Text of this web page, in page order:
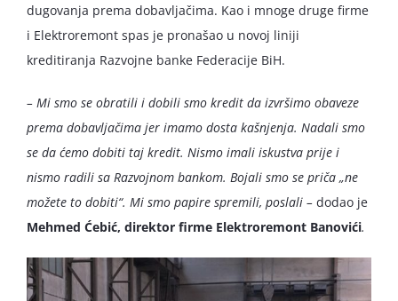
dugovanja prema dobavljačima. Kao i mnoge druge firme
i Elektroremont spas je pronašao u novoj liniji
kreditiranja Razvojne banke Federacije BiH.
– Mi smo se obratili i dobili smo kredit da izvršimo obaveze
prema dobavljačima jer imamo dosta kašnjenja. Nadali smo
se da ćemo dobiti taj kredit. Nismo imali iskustva prije i
nismo radili sa Razvojnom bankom. Bojali smo se priča „ne
možete to dobiti“. Mi smo papire spremili, poslali – dodao je
Mehmed Ćebić, direktor firme Elektroremont Banovići.